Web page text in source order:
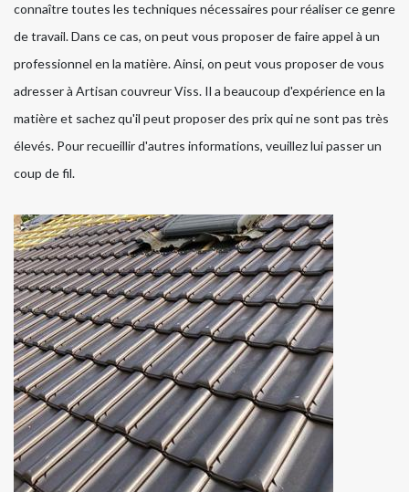
connaître toutes les techniques nécessaires pour réaliser ce genre
de travail. Dans ce cas, on peut vous proposer de faire appel à un
professionnel en la matière. Ainsi, on peut vous proposer de vous
adresser à Artisan couvreur Viss. Il a beaucoup d'expérience en la
matière et sachez qu'il peut proposer des prix qui ne sont pas très
élevés. Pour recueillir d'autres informations, veuillez lui passer un
coup de fil.